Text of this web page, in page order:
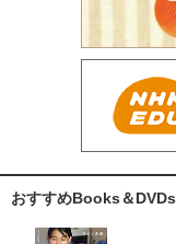
おすすめBooks＆DVDs